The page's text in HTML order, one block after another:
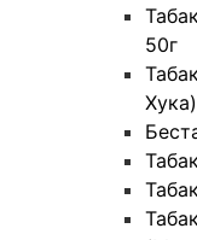
50г
Хука)